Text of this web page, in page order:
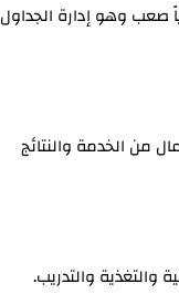
صعب وهو إدارة الجداول
من الخدمة والنتائج
والتغذية والتدريب.